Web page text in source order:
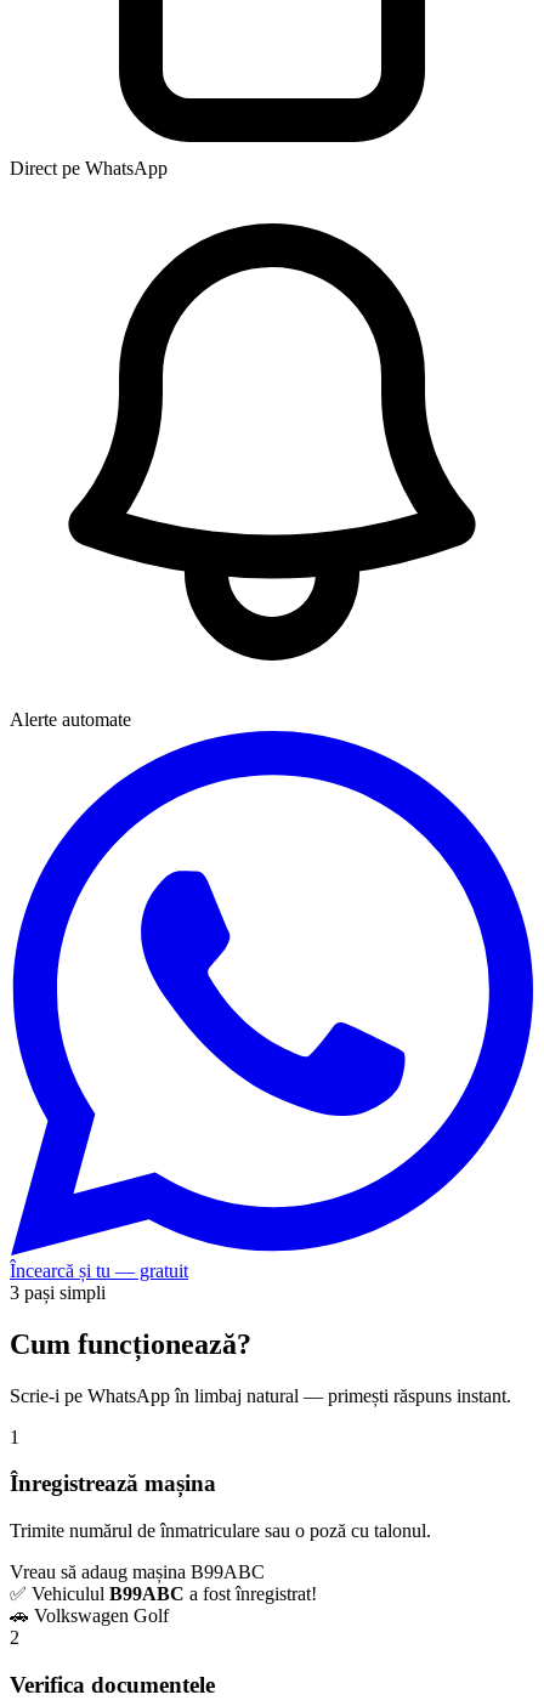
Direct pe WhatsApp
Alerte automate
Încearcă și tu — gratuit
3 pași simpli
Cum funcționează?
Scrie-i pe WhatsApp în limbaj natural — primești răspuns instant.
1
Înregistrează mașina
Trimite numărul de înmatriculare sau o poză cu talonul.
Vreau să adaug mașina B99ABC
✅ Vehiculul B99ABC a fost înregistrat!
🚗 Volkswagen Golf
2
Verifica documentele